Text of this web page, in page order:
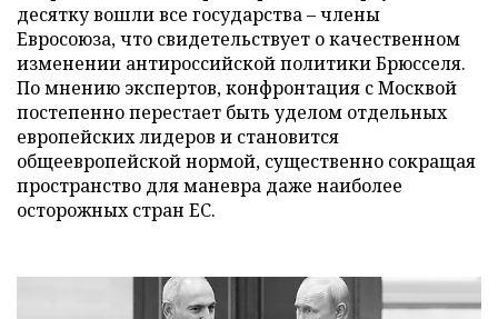
десятку вошли все государства – члены
Евросоюза, что свидетельствует о качественном
изменении антироссийской политики Брюсселя.
По мнению экспертов, конфронтация с Москвой
постепенно перестает быть уделом отдельных
европейских лидеров и становится
общеевропейской нормой, существенно сокращая
пространство для маневра даже наиболее
осторожных стран ЕС.